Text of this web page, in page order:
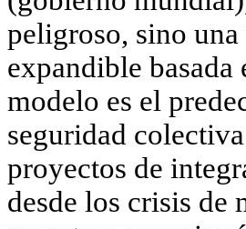
peligroso, sino
expandible basada
modelo es el
seguridad colectiva
proyectos de
desde los crisis de